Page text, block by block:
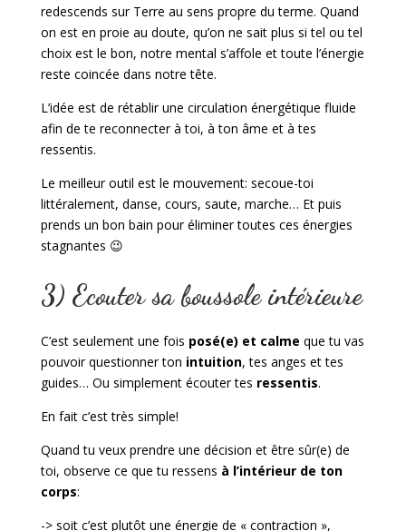
redescends sur Terre au sens propre du terme. Quand
on est en proie au doute, qu’on ne sait plus si tel ou tel
choix est le bon, notre mental s’affole et toute l’énergie
reste coincée dans notre tête.
L’idée est de rétablir une circulation énergétique fluide
afin de te reconnecter à toi, à ton âme et à tes
ressentis.
Le meilleur outil est le mouvement: secoue-toi
littéralement, danse, cours, saute, marche… Et puis
prends un bon bain pour éliminer toutes ces énergies
stagnantes 😉
3) Ecouter sa boussole intérieure
C’est seulement une fois posé(e) et calme que tu vas
pouvoir questionner ton intuition, tes anges et tes
guides… Ou simplement écouter tes ressentis.
En fait c’est très simple!
Quand tu veux prendre une décision et être sûr(e) de
toi, observe ce que tu ressens à l’intérieur de ton
corps:
-> soit c’est plutôt une énergie de « contraction »,